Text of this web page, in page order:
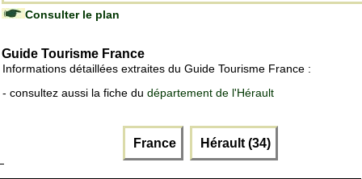
Consulter le plan
Guide Tourisme France
Informations détaillées extraites du Guide Tourisme France :
- consultez aussi la fiche du département de l'Hérault
France Hérault (34)